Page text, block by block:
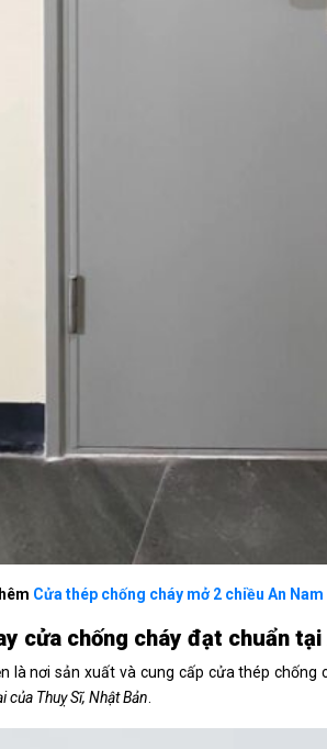
Cửa thép chống cháy mở 2 chiều An
cửa chống cháy đạt chuẩn tại
là nơi sản xuất và cung cấp cửa thép chống
của Thuỵ Sĩ, Nhật Bản.